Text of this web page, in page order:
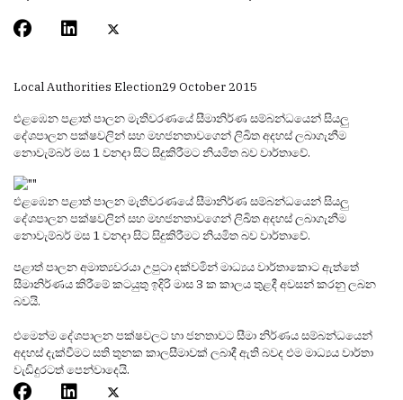
Local Authorities Election29 October 2015
එළඹෙන පළාත් පාලන මැතිවරණයේ සීමානිර්ණ සම්බන්ධයෙන් සියලු
දේශපාලන පක්ෂවලින් සහ මහජනතාවගෙන් ලිඛිත අදහස් ලබාගැනීම
නොවැම්බර් මස 1 වනදා සිට සිදුකිරීමට නියමිත බව වාර්තාවේ.
එළඹෙන පළාත් පාලන මැතිවරණයේ සීමානිර්ණ සම්බන්ධයෙන් සියලු
දේශපාලන පක්ෂවලින් සහ මහජනතාවගෙන් ලිඛිත අදහස් ලබාගැනීම
නොවැම්බර් මස 1 වනදා සිට සිදුකිරීමට නියමිත බව වාර්තාවේ.
පළාත් පාලන අමාත්‍යවරයා උපුටා දක්වමින් මාධ්‍යය වාර්තාකොට ඇත්තේ
සීමානිර්ණය කිරීමේ කටයුතු ඉදිරි මාස 3 ක කාලය තුළදී අවසන් කරනු ලබන
බවයි.
එමෙන්ම දේශපාලන පක්ෂවලට හා ජනතාවට සීමා නිර්ණය සම්බන්ධයෙන්
අදහස් දැක්වීමට සති තුනක කාලසීමාවක් ලබාදී ඇති බවද එම මාධ්‍යය වාර්තා
වැඩිදුරටත් පෙන්වාදෙයි.